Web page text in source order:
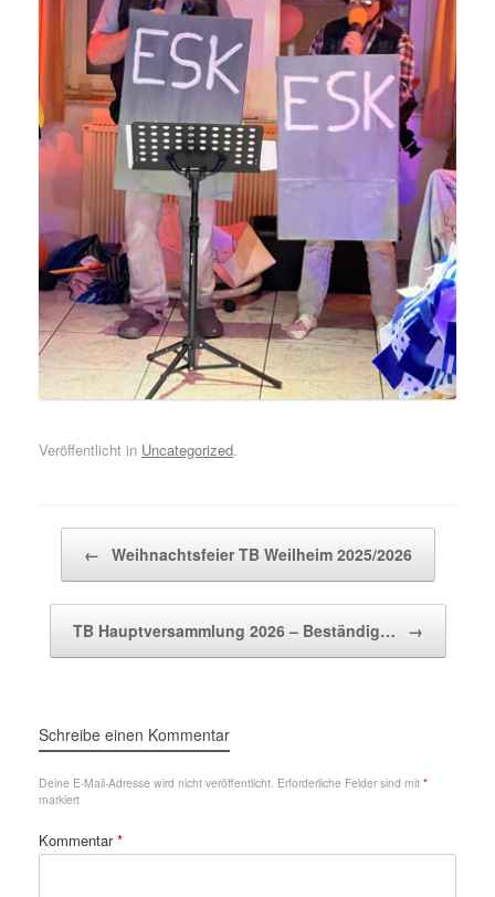
Veröffentlicht in Uncategorized.
← Weihnachtsfeier TB Weilheim 2025/2026
TB Hauptversammlung 2026 – Beständig… →
Schreibe einen Kommentar
Deine E-Mail-Adresse wird nicht veröffentlicht. Erforderliche Felder sind mit *
markiert
Kommentar*